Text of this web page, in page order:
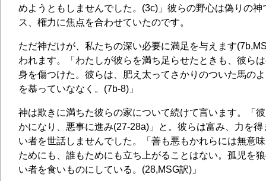
めようともしませんでした。(3c)」彼らの野心は偽りの
ス、権力に焦点を合わせていたのです。
ただ神だけが、私たちの深い必要に満足を与えます
われます。「わたしが彼らを満ち足らせたときも、彼ら
身を傷つけた。彼らは、肥え太ってさかりのついた馬の
を慕っていななく。(7b-8)」
神は欺きに満ちた彼らの家について続けて言います。「
かになり、悪事に進み(27-28a)」と。彼らは富み、力を
い者を世話しませんでした。「善も悪もかれらには無意
ためにも、誰もためにも立ち上がることはない。孤児を
い者を食いものにしている。(28,MSG訳)」